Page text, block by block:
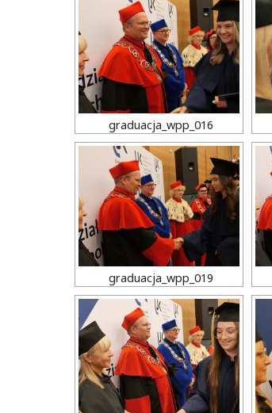
graduacja_wpp_016
graduacja_wpp_019